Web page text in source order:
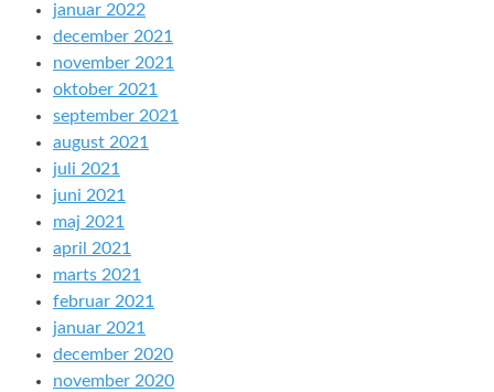
januar 2022
december 2021
november 2021
oktober 2021
september 2021
august 2021
juli 2021
juni 2021
maj 2021
april 2021
marts 2021
februar 2021
januar 2021
december 2020
november 2020